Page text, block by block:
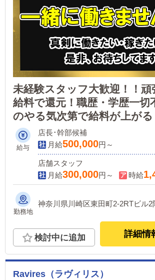
未経験スタッフ大歓迎！！頑
給料で還元！職歴・学歴一切
のやる気次第で給料が上が
来る簡単な仕事！
給与
店長･幹部候補
月給500,000円～
店舗スタッフ
月給300,000円～ 時給
勤務地
神奈川県川崎区東田町2-2RTビル2
検討中に追加 詳細情
Ravires（ラヴィリス）